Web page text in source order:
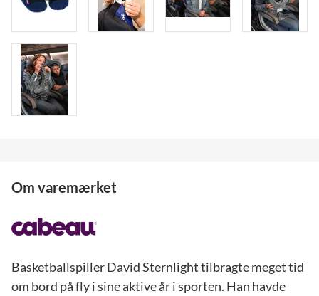
Om varemærket
Basketballspiller David Sternlight tilbragte meget tid
om bord på fly i sine aktive år i sporten. Han havde